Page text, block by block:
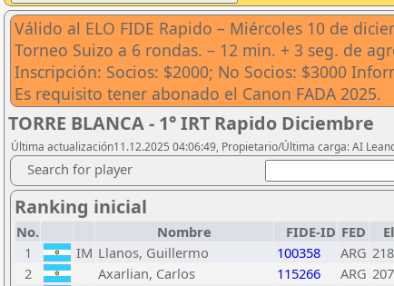
Válido al ELO FIDE Rapido – Miércoles 10 de
Torneo Suizo a 6 rondas. – 12 min. + 3 seg. de
Inscripción: Socios: $2000; No Socios: $3000
Es requisito tener abonado el Canon FADA 2025.
TORRE BLANCA - 1° IRT Rapido Diciembre
Última actualización11.12.2025 04:06:49, Propietario/Última carga: AI
Search for player
Ranking inicial
No. Nombre FIDE-ID FED
1
IM Llanos, Guillermo 100358 ARG
2
Axarlian, Carlos 115266 ARG